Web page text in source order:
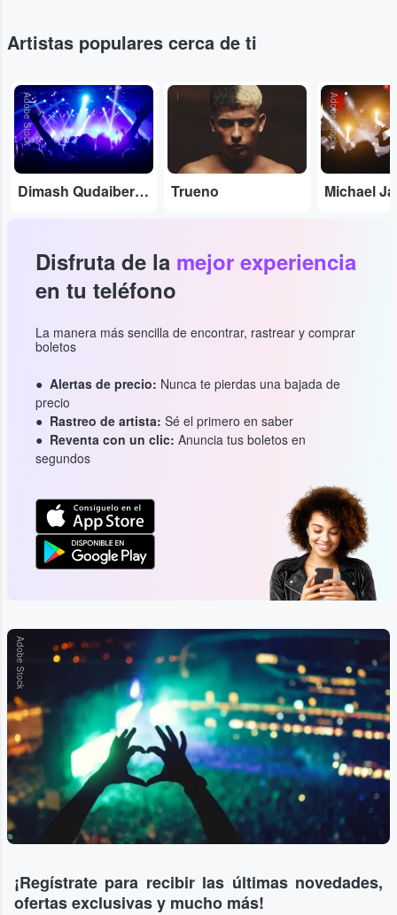
Artistas populares cerca de ti
Adobe Stock
Dimash Qudaibergen
...
Trueno
Adobe Stock
Disfruta de la mejor experiencia
en tu teléfono
La manera más sencilla de encontrar, rastrear y comprar
boletos
Alertas de precio: Nunca te pierdas una bajada de
precio
Rastreo de artista: Sé el primero en saber
Reventa con un clic: Anuncia tus boletos en
segundos
Adobe Stock
¡Regístrate para recibir las últimas novedades,
ofertas exclusivas y mucho más!